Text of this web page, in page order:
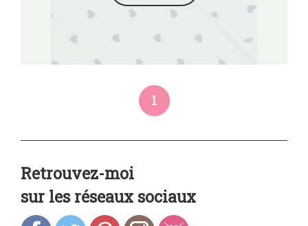
1
Retrouvez-moi
sur les réseaux sociaux